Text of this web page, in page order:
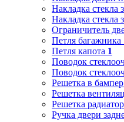
Накладка стекла
Накладка стекла
Ограничитель
Петля багажника
Петля капота 1
Поводок
Поводок
Решетка в бампер
Решетка
Решетка
Ручка двери